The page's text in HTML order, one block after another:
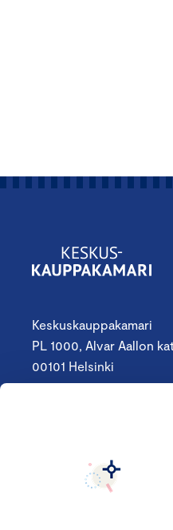
Keskuskauppakamari
PL 1000, Alvar Aallon
00101 Helsinki
Seuraa meitä: